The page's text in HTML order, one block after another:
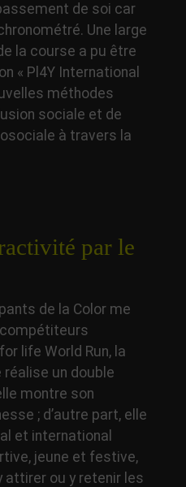
de soi car
Une large
la course a pu être
« Pl4Y International
méthodes
sociale et de
à travers la
par le
de la Color me
compétiteurs
life World Run, la
un double
montre son
; d’autre part, elle
et international
jeune et festive,
attirer ou y retenir les